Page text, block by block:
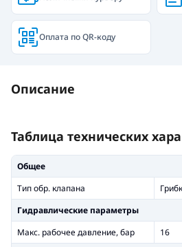
Оплата по QR-коду
Описание
Таблица технических
Общее
Тип обр. клапана
Гидравлические параметры
Макс. рабочее давление, бар
16